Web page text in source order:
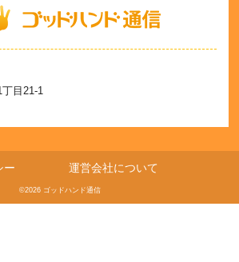
目21-1
ー 運営会社について
©2026 ゴッドハンド通信